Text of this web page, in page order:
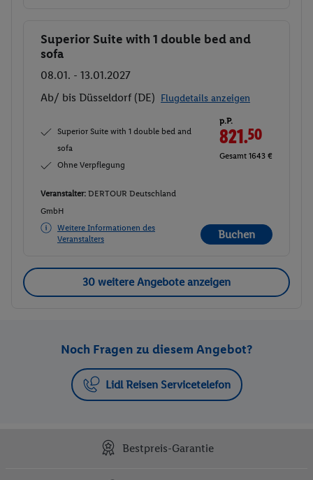
Buchen
Superior Suite with 1 double bed and
sofa
08.01. - 13.01.2027
Ab/ bis Düsseldorf (DE) Flugdetails anzeigen
Superior Suite with 1 double bed and
sofa
Ohne Verpflegung
p.P.
821.50
Gesamt 1643 €
Veranstalter: DERTOUR Deutschland
GmbH
Weitere Informationen des
Veranstalters
Buchen
30 weitere Angebote anzeigen
Noch Fragen zu diesem Angebot?
Lidl Reisen Servicetelefon
Bestpreis-Garantie